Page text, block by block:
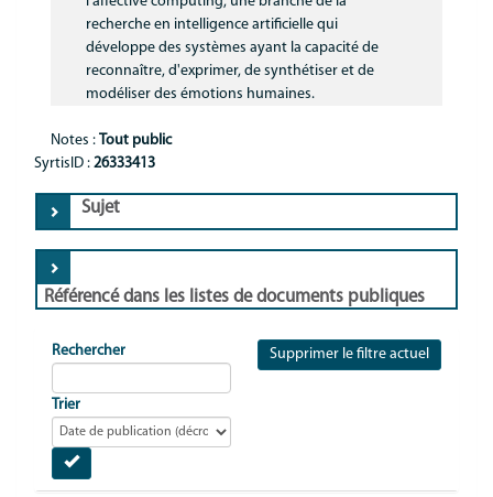
Communication
recherche en intelligence artificielle qui
développe des systèmes ayant la capacité de
reconnaître, d'exprimer, de synthétiser et de
modéliser des émotions humaines.
Notes : Tout public
SyrtisID : 26333413
Sujet
Référencé dans les listes de documents publiques
Supprimer le filtre actuel
Rechercher
Trier